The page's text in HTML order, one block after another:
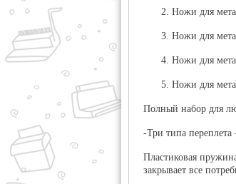
Ножи для
Ножи для
Ножи для
Ножи для
Полный набор для
-Три типа
Пластиковая
закрывает все